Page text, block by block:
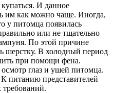
И данное
им как можно чаще. Иногда,
у питомца появилась
или не тщательно
По этой причине
шерстку. В холодный период
при помощи фена.
глаз и ушей питомца.
питанию представителей